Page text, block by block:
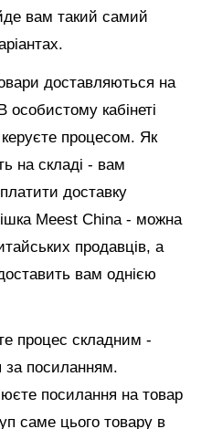
вам такий самий
доставляються на
кабінеті
процесом. Як
на складі - вам
доставку
Meest China - можна
продавців, а
вам однією
процес складним -
за посиланням.
посилання на товар
саме цього товару в